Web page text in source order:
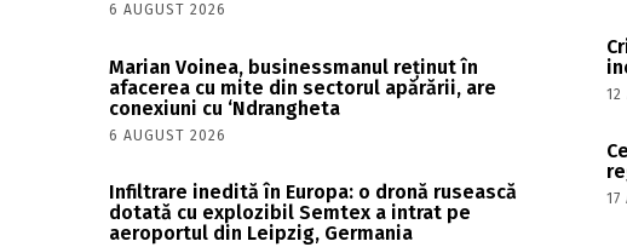
6 AUGUST 2026
Marian Voinea, businessmanul reținut în
afacerea cu mite din sectorul apărării, are
conexiuni cu ‘Ndrangheta
6 AUGUST 2026
Infiltrare inedită în Europa: o dronă rusească
dotată cu explozibil Semtex a intrat pe
aeroportul din Leipzig, Germania
12
17